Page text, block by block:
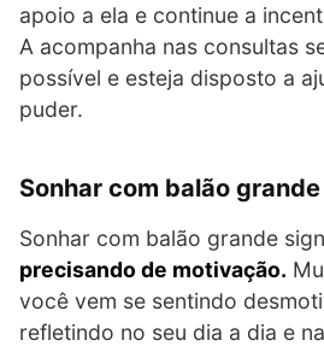
apoio a ela e continue a
A acompanha nas consultas
possível e esteja disposto a
puder.
Sonhar com balão grande
Sonhar com balão grande
precisando de motivação.
você vem se sentindo
refletindo no seu dia a dia e